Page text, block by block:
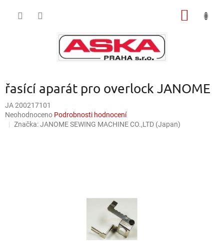
řasící aparát pro overlock JANOME
JA 200217101
Průměrné
hodnocení
Neohodnoceno Podrobnosti hodnocení
Značka:JANOME SEWING MACHINE CO.,LTD (Japan)